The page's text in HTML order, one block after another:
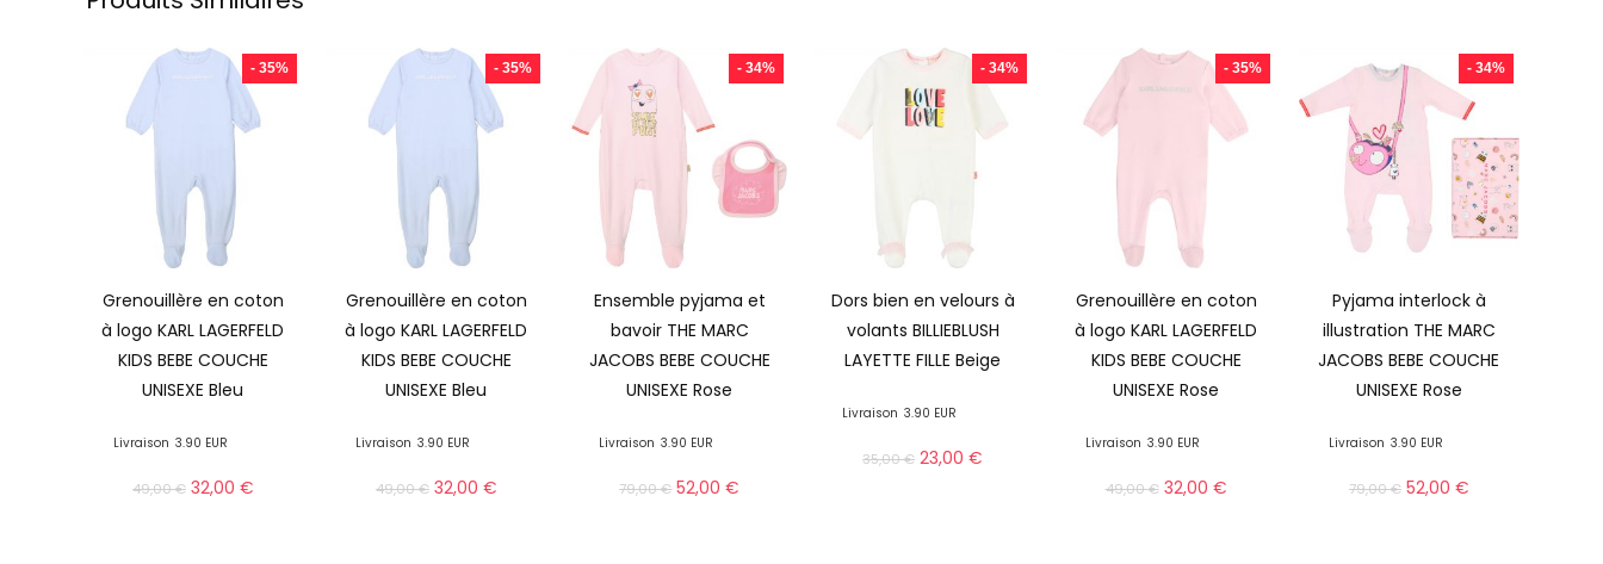
- 35%
Grenouillère en coton
à logo KARL LAGERFELD
KIDS BEBE COUCHE
UNISEXE Bleu
Livraison 3.90 EUR
49,00€ 32,00 €
- 35%
Grenouillère en coton
à logo KARL LAGERFELD
KIDS BEBE COUCHE
UNISEXE Bleu
Livraison 3.90 EUR
49,00€ 32,00 €
- 34%
Ensemble pyjama et
bavoir THE MARC
JACOBS BEBE COUCHE
UNISEXE Rose
Livraison 3.90 EUR
79,00€ 52,00€
- 34%
Dors bien en velours à
volants BILLIEBLUSH
LAYETTE FILLE Beige
Livraison 3.90 EUR
35,00€ 23,00€
- 35%
Grenouillère en coton
à logo KARL LAGERFELD
KIDS BEBE COUCHE
UNISEXE Rose
Livraison 3.90 EUR
49,00€ 32,00 €
- 34%
Pyjama interlock à
illustration THE MARC
JACOBS BEBE COUCHE
UNISEXE Rose
Livraison 3.90 EUR
79,00€ 52,00 €